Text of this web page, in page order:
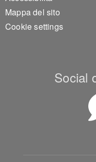
Mappa del sito
Cookie settings
Social